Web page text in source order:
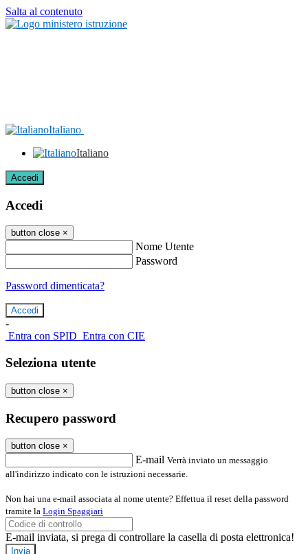
Salta al contenuto
Italiano
Italiano
Accedi
Accedi
button close ×
Nome Utente
Password
Password dimenticata?
-
Entra con SPID Entra con CIE
Seleziona utente
button close ×
Recupero password
button close ×
E-mail Verrà inviato un messaggio
all'indirizzo indicato con le istruzioni necessarie.
Non hai una e-mail associata al nome utente? Effettua il reset della password
tramite la Login Spaggiari
E-mail inviata, si prega di controllare la casella di posta elettronica!